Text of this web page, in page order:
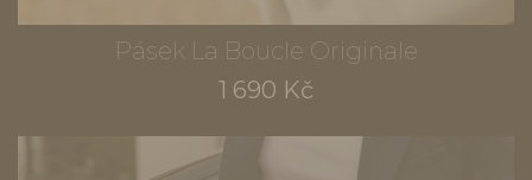
Pásek La Boucle Originale
1 690 Kč